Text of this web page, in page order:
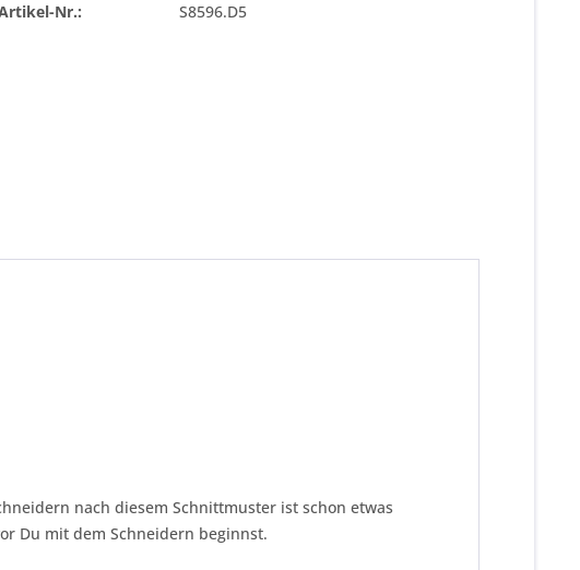
Nr.: S8596.D5
nach diesem Schnittmuster ist schon etwas
Du mit dem Schneidern beginnst.